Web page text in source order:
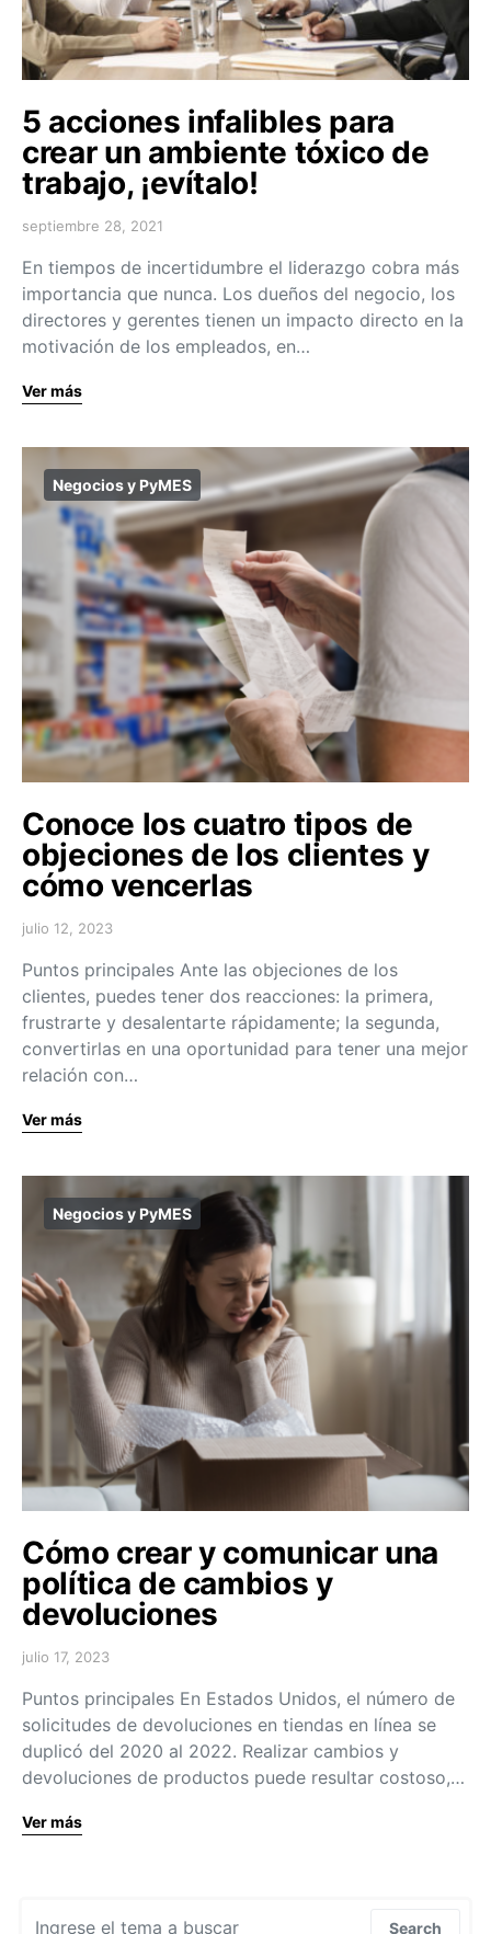
5 acciones infalibles para
crear un ambiente tóxico de
trabajo, ¡evítalo!
septiembre 28, 2021
En tiempos de incertidumbre el liderazgo cobra más
importancia que nunca. Los dueños del negocio, los
directores y gerentes tienen un impacto directo en la
motivación de los empleados, en…
Ver más
Negocios y PyMES
Conoce los cuatro tipos de
objeciones de los clientes y
cómo vencerlas
julio 12, 2023
Puntos principales Ante las objeciones de los
clientes, puedes tener dos reacciones: la primera,
frustrarte y desalentarte rápidamente; la segunda,
convertirlas en una oportunidad para tener una mejor
relación con…
Ver más
Negocios y PyMES
Cómo crear y comunicar una
política de cambios y
devoluciones
julio 17, 2023
Puntos principales En Estados Unidos, el número de
solicitudes de devoluciones en tiendas en línea se
duplicó del 2020 al 2022. Realizar cambios y
devoluciones de productos puede resultar costoso,…
Ver más
Search